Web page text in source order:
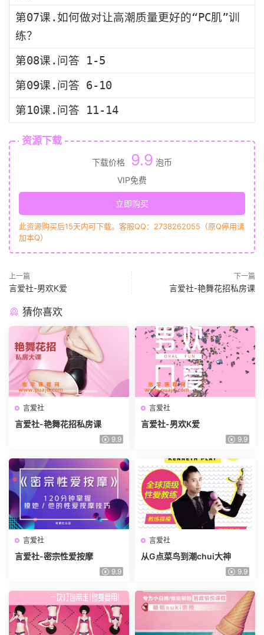
第07课.如何做对让高潮质量更好的“PC肌”训
练？
第08课.问答 1-5
第09课.问答 6-10
第10课.问答 11-14
资源下载
下载价格 9.9 泡币
VIP免费
立即购买
此资源购买后15天内可下载。客服QQ：2738262055（原Q停用请
加本Q）
上一篇
言爱社-男欢K爱
下一篇
言爱社-艳舞花招私房课
猜你喜欢
言爱社
言爱社-艳舞花招私房课
9.9
言爱社
言爱社-男欢K爱
9.9
言爱社
言爱社-密宗性爱按摩
9.9
言爱社
从G点菜鸟到潮chui大神
9.9